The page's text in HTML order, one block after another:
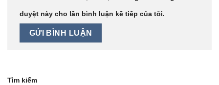
duyệt này cho lần bình luận kế tiếp của tôi.
Tìm kiếm